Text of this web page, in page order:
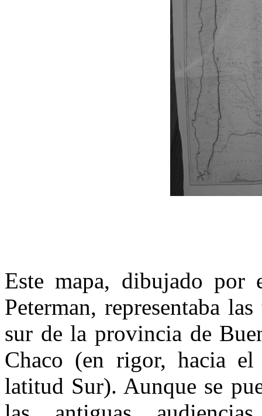
Este mapa, dibujado por
Peterman, representaba
sur de la provincia de
Chaco (en rigor, hacia
latitud Sur). Aunque se